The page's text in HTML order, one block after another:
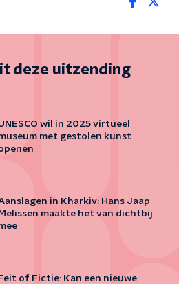
deze uitzending
wil in 2025 virtueel
met gestolen kunst
in Kharkiv: Hans Jaap
Melissen maakte het van dichtbij
Feit of Fictie: Kan een nieuwe